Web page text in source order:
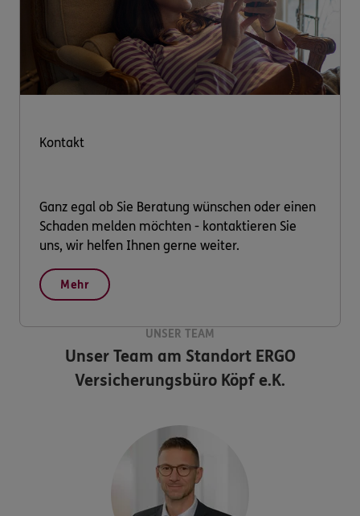
Kontakt
Ganz egal ob Sie Beratung wünschen oder einen
Schaden melden möchten - kontaktieren Sie
uns, wir helfen Ihnen gerne weiter.
Mehr
UNSER TEAM
Unser Team am StandortERGO
Versicherungsbüro Köpf e.K.